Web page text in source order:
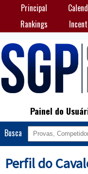
Principal
Rankings
Painel do
Busca
Perfil do